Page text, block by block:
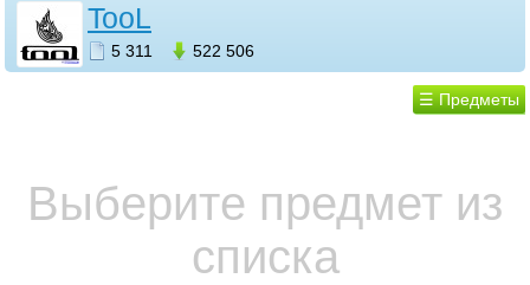
TooL
5 311 522 506
☰ Предметы
Выберите предмет из
списка